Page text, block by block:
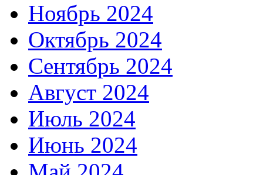
Ноябрь 2024
Октябрь 2024
Сентябрь 2024
Август 2024
Июль 2024
Июнь 2024